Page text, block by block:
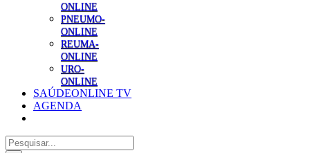
ONLINE
PNEUMO-
ONLINE
REUMA-
ONLINE
URO-
ONLINE
SAÚDEONLINE TV
AGENDA
Pesquisar